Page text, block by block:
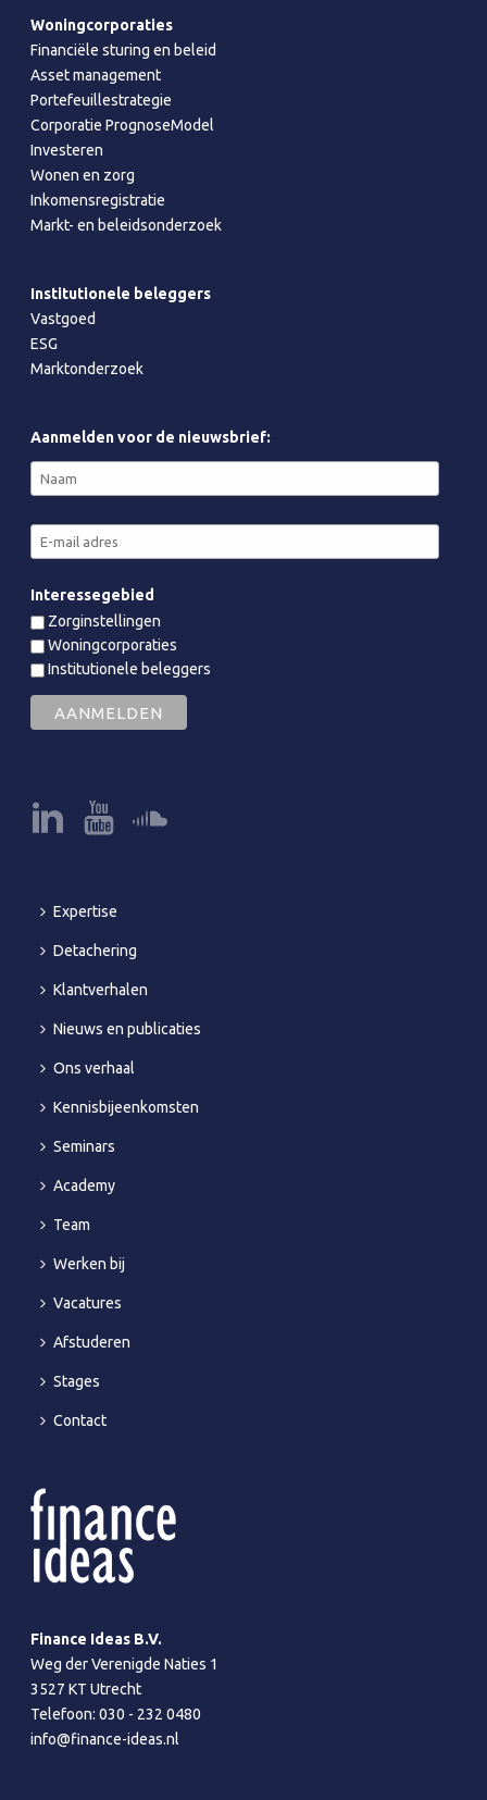
Woningcorporaties
Financiële sturing en beleid
Asset management
Portefeuillestrategie
Corporatie PrognoseModel
Investeren
Wonen en zorg
Inkomensregistratie
Markt- en beleidsonderzoek
Institutionele beleggers
Vastgoed
ESG
Marktonderzoek
Aanmelden voor de nieuwsbrief:
Interessegebied
Zorginstellingen
Woningcorporaties
Institutionele beleggers
Expertise
Detachering
Klantverhalen
Nieuws en publicaties
Ons verhaal
Kennisbijeenkomsten
Seminars
Academy
Team
Werken bij
Vacatures
Afstuderen
Stages
Contact
Finance Ideas B.V.
Weg der Verenigde Naties 1
3527 KT Utrecht
Telefoon:030 - 232 0480
info@finance-ideas.nl